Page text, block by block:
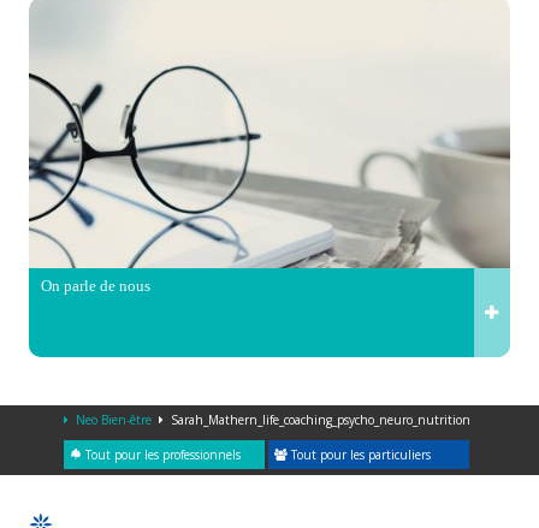
On parle de nous
Neo Bien-être Sarah_Mathern_life_coaching_psycho_neuro_nutrition
Tout pour les professionnels Tout pour les particuliers